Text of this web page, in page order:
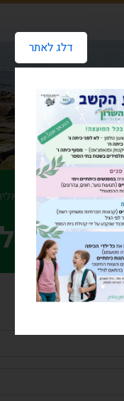
דלג לאתר
עבודה